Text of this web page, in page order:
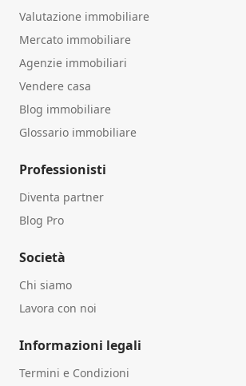
Valutazione immobiliare
Mercato immobiliare
Agenzie immobiliari
Vendere casa
Blog immobiliare
Glossario immobiliare
Professionisti
Diventa partner
Blog Pro
Società
Chi siamo
Lavora con noi
Informazioni legali
Termini e Condizioni